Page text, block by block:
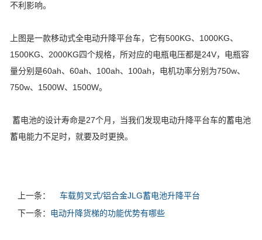
不利影响。
上图是一款移动式全电动升降平台车，它有500KG、1000KG、
1500KG、2000KG四个规格，所对应的电瓶电压都是24V，电瓶容
量分别是60ah、60ah、100ah、100ah，电机功率分别为750w、
750w、1500W、1500W。
蓄电池的设计寿命是27个月，当我们发现电动升降平台车的蓄电池
蓄电能力不足时，就要及时更换。
上一条：
车载剪叉式/铝合金JLG蓄电池升降平台
下一条： 电动升降货梯的功能优势有哪些